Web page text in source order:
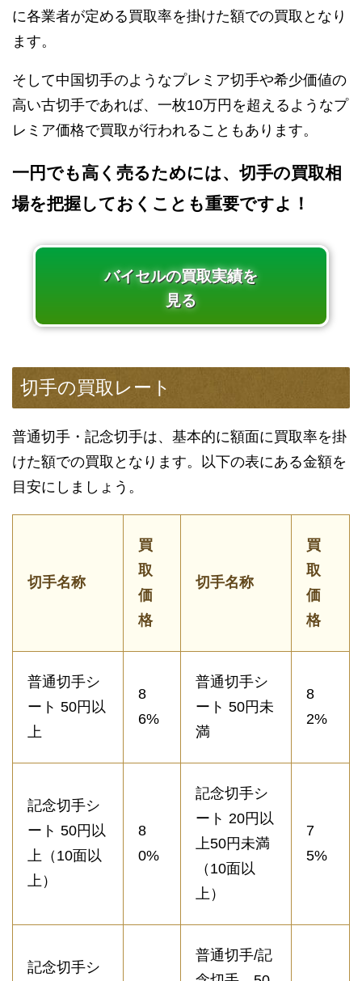
に各業者が定める買取率を掛けた額での買取となり
ます。
そして中国切手のようなプレミア切手や希少価値の
高い古切手であれば、一枚10万円を超えるようなプ
レミア価格で買取が行われることもあります。
一円でも高く売るためには、切手の買取相
場を把握しておくことも重要ですよ！
バイセルの買取実績を
見る
切手の買取レート
普通切手・記念切手は、基本的に額面に買取率を掛
けた額での買取となります。以下の表にある金額を
目安にしましょう。
切手名称
買
取
価
格
切手名称
買
取
価
格
普通切手シ
ート 50円以
上
8
6%
普通切手シ
ート 50円未
満
8
2%
記念切手シ
ート 50円以
上（10面以
上）
8
0%
記念切手シ
ート 20円以
上50円未満
（10面以
上）
7
5%
記念切手シ
普通切手/記